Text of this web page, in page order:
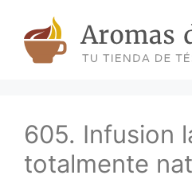
content
605. Infusion
totalmente